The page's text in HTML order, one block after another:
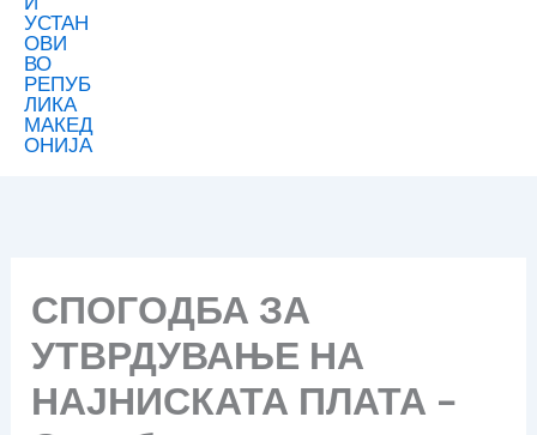
СПОГОДБА ЗА
УТВРДУВАЊЕ НА
НАЈНИСКАТА ПЛАТА –